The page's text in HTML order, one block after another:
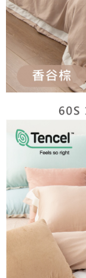
【注意事項】
１．透過由恩沛科技
易，需依本服務之必
權轉讓予恩沛科技股
２．關於個人資料處
https://aftee.tw/terms/
３．未成年的使用者
「AFTEE先享後付」
４．使用「AFTEE先
時審查核予不同之上
請求用戶進行身份認證
５．嚴禁一人註冊多
恩沛科技股份有限公